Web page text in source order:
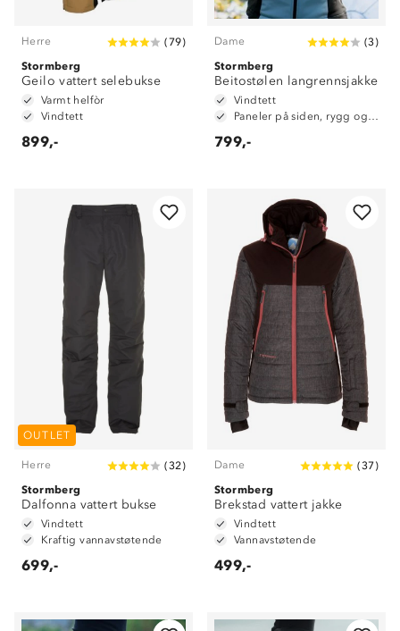
Herre (79)
Stormberg
Geilo vattert selebukse
Varmt helfòr
Vindtett
899,-
Dame (3)
Stormberg
Beitostølen langrennsjakke
Vindtett
Paneler på siden, rygg og armer i stretch (Spandex)
799,-
OUTLET
Herre (32)
Stormberg
Dalfonna vattert bukse
Vindtett
Kraftig vannavstøtende
699,-
Dame (37)
Stormberg
Brekstad vattert jakke
Vindtett
Vannavstøtende
499,-